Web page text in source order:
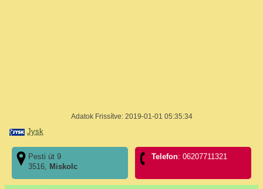
Adatok Frissítve: 2019-01-01 05:35:34
Jysk
Pesti út 9
3516, Miskolc
Telefon: 06207711321